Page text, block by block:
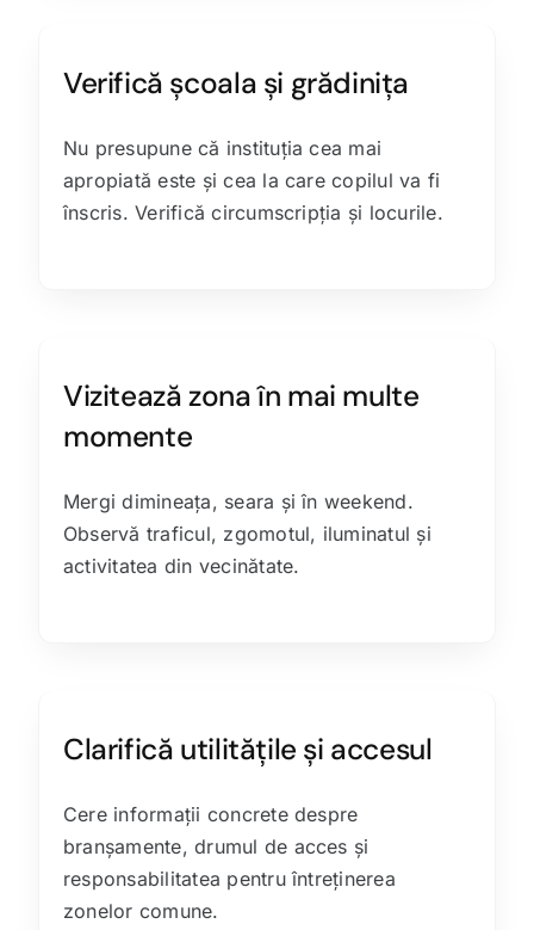
Verifică școala și grădinița
Nu presupune că instituția cea mai
apropiată este și cea la care copilul va fi
înscris. Verifică circumscripția și locurile.
Vizitează zona în mai multe
momente
Mergi dimineața, seara și în weekend.
Observă traficul, zgomotul, iluminatul și
activitatea din vecinătate.
Clarifică utilitățile și accesul
Cere informații concrete despre
branșamente, drumul de acces și
responsabilitatea pentru întreținerea
zonelor comune.